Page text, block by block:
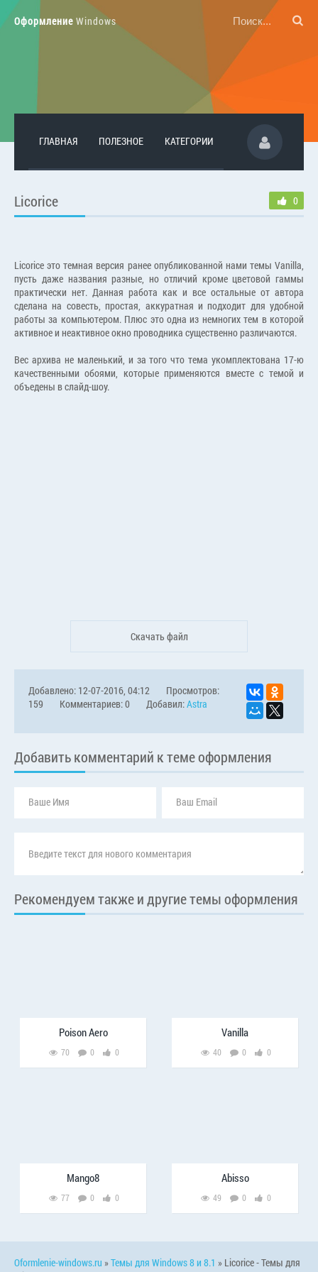
Оформление Windows
ГЛАВНАЯ ПОЛЕЗНОЕ КАТЕГОРИИ
Licorice 0
Licorice это темная версия ранее опубликованной нами темы Vanilla,
пусть даже названия разные, но отличий кроме цветовой гаммы
практически нет. Данная работа как и все остальные от автора
сделана на совесть, простая, аккуратная и подходит для удобной
работы за компьютером. Плюс это одна из немногих тем в которой
активное и неактивное окно проводника существенно различаются.
Вес архива не маленький, и за того что тема укомплектована 17-ю
качественными обоями, которые применяются вместе с темой и
объедены в слайд-шоу.
Скачать файл
Добавлено: 12-07-2016, 04:12
Просмотров:
159
Комментариев: 0 Добавил:Astra
Добавить комментарий к теме оформления
Рекомендуем также и другие темы оформления
Poison Aero
70 0 0
Vanilla
40 0 0
Mango8
77 0 0
Abisso
49 0 0
Oformlenie-windows.ru »Темы для Windows 8 и 8.1 » Licorice - Темы для